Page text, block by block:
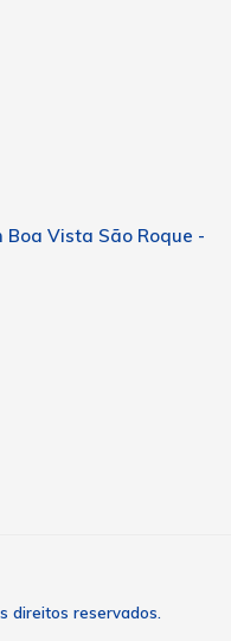
Vista São Roque -
direitos reservados.